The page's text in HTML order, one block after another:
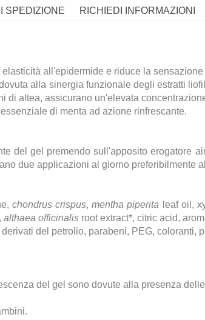
SPEDIZIONE RICHIEDI INFORMAZIONI
all'epidermide e riduce la
alla sinergia funzionale degli estratti
di altea, assicurano un'elevata
di menta ad azione rinfrescante.
del gel premendo sull'apposito erogatore
due applicazioni al giorno preferibilmente
chondrus crispus,mentha piperita leaf oil,
althaea officinalis root extract*, citric acid,
del petrolio, parabeni, PEG, coloranti,
del gel sono dovute alla presenza